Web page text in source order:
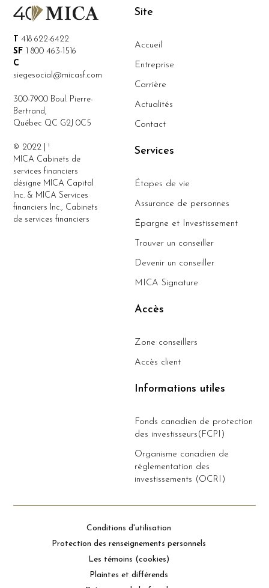
T 418 622-6422
SF 1 800 463-1516
C
siegesocial@micasf.com
300-7900 Boul. Pierre-
Bertrand,
Québec QC G2J 0C5
© 2022 | ¹
MICA Cabinets de
services financiers
désigne MICA Capital
Inc. & MICA Services
financiers Inc., Cabinets
de services financiers
Site
Accueil
Entreprise
Carrière
Actualités
Contact
Services
Étapes de vie
Assurance de personnes
Épargne et Investissement
Trouver un conseiller
Devenir un conseiller
MICA Signature
Accès
Zone conseillers
Accès client
Informations utiles
Fonds canadien de protection
des investisseurs(FCPI)
Organisme canadien de
réglementation des
investissements (OCRI)
Conditions d'utilisation
Protection des renseignements personnels
Les témoins (cookies)
Plaintes et différends